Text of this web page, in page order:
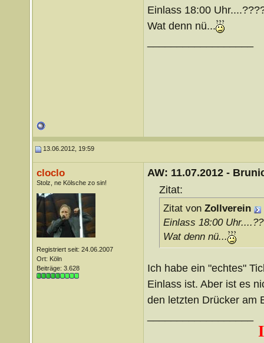
Einlass 18:00
Wat denn nü...
13.06.2012, 19:59
cloclo
Stolz, ne Kölsche zo sin!
Registriert seit: 24.06.2007
Ort: Köln
Beiträge: 3.628
AW: 11.07.2012 -
Zitat:
Zitat von Zollverein
Einlass 18:00
Wat denn nü...
Ich habe ein "echtes"
Einlass ist. Aber ist es
den letzten Drücker am